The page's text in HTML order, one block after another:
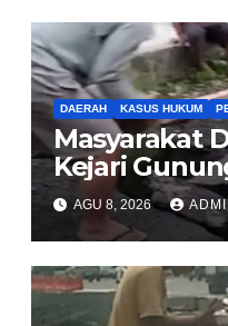
DAERAH KASUS HUKUM
Masyarakat
Kejari
dan Usut
Korupsi
Sirombu-
Rp321 Miliar
AGU 8, 2026